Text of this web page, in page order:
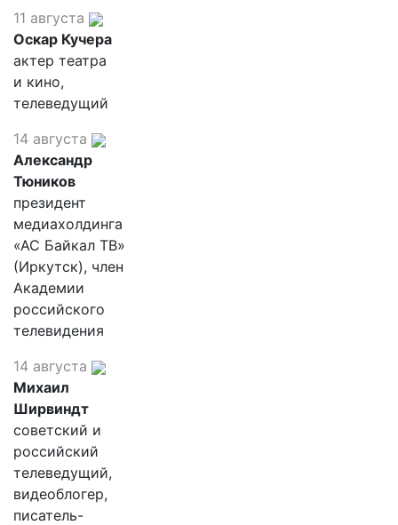
11 августа
Оскар Кучера
актер театра
и кино,
телеведущий
14 августа
Александр
Тюников
президент
медиахолдинга
«АС Байкал ТВ»
(Иркутск), член
Академии
российского
телевидения
14 августа
Михаил
Ширвиндт
советский и
российский
телеведущий,
видеоблогер,
писатель-